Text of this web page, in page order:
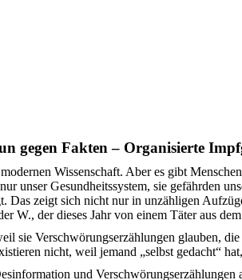
gegen Fakten – Organisierte
Wissenschaft. Aber es gibt
unser Gesundheitssystem, sie gefährden
Das zeigt sich nicht nur in unzähligen
W., der dieses Jahr von einem Täter aus
sie Verschwörungserzählungen glauben,
nicht, weil jemand „selbst gedacht“
und